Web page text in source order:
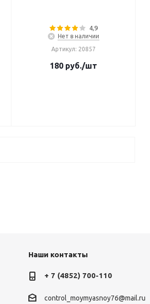
4,9
Нет в наличии
Артикул: 20857
180 руб./шт
Наши контакты
+ 7 (4852) 700-110
control_moymyasnoy76@mail.ru